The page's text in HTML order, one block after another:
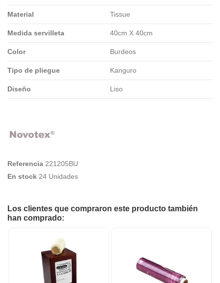
Material Tissue
Medida servilleta 40cm X 40cm
Color Burdeos
Tipo de pliegue Kanguro
Diseño Liso
Referencia 221205BU
En stock 24 Unidades
Los clientes que compraron este producto también
han comprado: